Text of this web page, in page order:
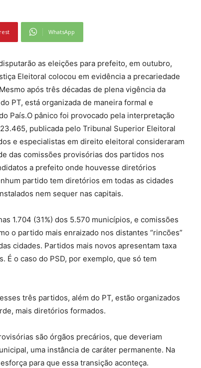
WhatsApp
as eleições para prefeito, em outubro,
Eleitoral colocou em evidência a precariedade
após três décadas de plena vigência da
PT, está organizada de maneira formal e
País.O pânico foi provocado pela interpretação
publicada pelo Tribunal Superior Eleitoral
e especialistas em direito eleitoral consideraram
das comissões provisórias dos partidos nos
a prefeito onde houvesse diretórios
partido tem diretórios em todas as cidades
nem sequer nas capitais.
1.704 (31%) dos 5.570 municípios, e comissões
o partido mais enraizado nos distantes “rincões”
cidades. Partidos mais novos apresentam taxa
É o caso do PSD, por exemplo, que só tem
três partidos, além do PT, estão organizados
mais diretórios formados.
são órgãos precários, que deveriam
uma instância de caráter permanente. Na
para que essa transição aconteça.